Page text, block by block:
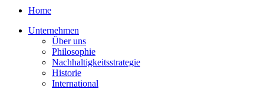
Home
Unternehmen
Über uns
Philosophie
Nachhaltigkeitsstrategie
Historie
International